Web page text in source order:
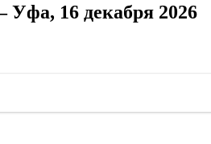
16 декабря 2026